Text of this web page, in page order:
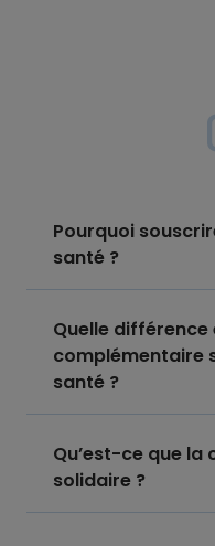
Pourquoi
santé ?
Quelle différence
complémentaire
santé ?
Qu’est-ce que
solidaire ?